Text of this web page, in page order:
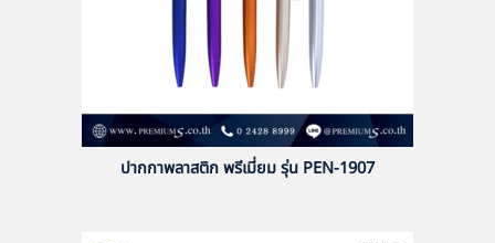
ปากกาพลาสติก พรีเมี่ยม รุ่น PEN-1907